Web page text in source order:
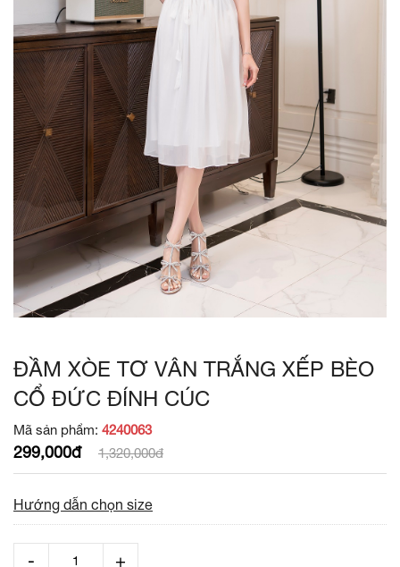
ĐẦM XÒE TƠ VÂN TRẮNG XẾP BÈO
CỔ ĐỨC ĐÍNH CÚC
Mã sản phẩm: 4240063
299,000đ 1,320,000đ
Hướng dẫn chọn size